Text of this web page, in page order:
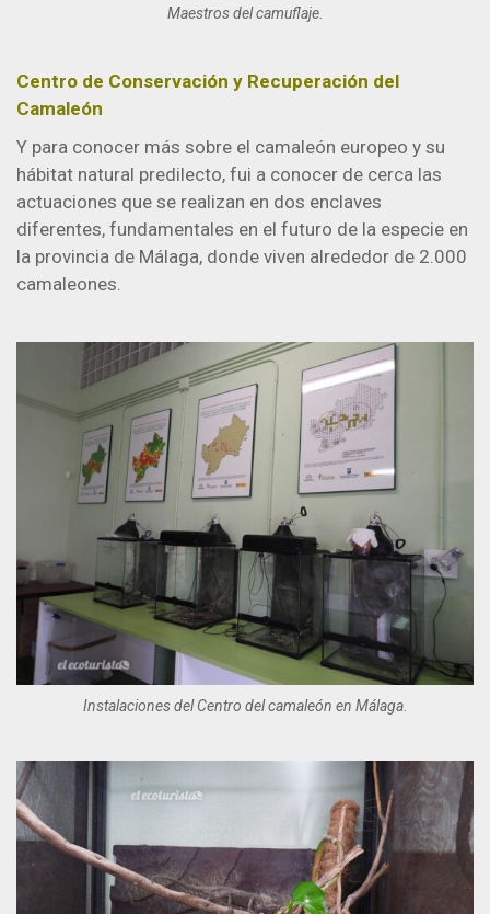
Maestros del camuflaje.
Centro de Conservación y Recuperación del
Camaleón
Y para conocer más sobre el camaleón europeo y su
hábitat natural predilecto, fui a conocer de cerca las
actuaciones que se realizan en dos enclaves
diferentes, fundamentales en el futuro de la especie en
la provincia de Málaga, donde viven alrededor de 2.000
camaleones.
Instalaciones del Centro del camaleón en Málaga.